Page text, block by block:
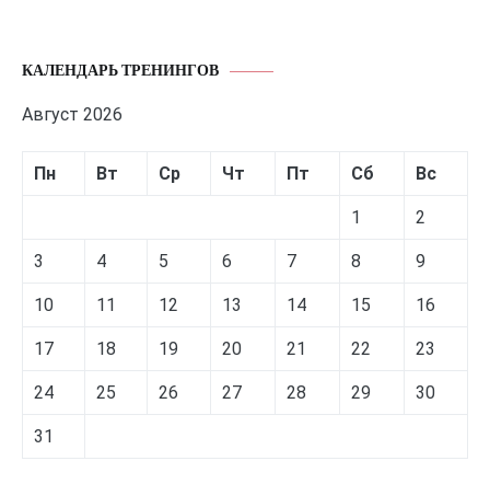
КАЛЕНДАРЬ ТРЕНИНГОВ
Август 2026
Пн Вт Ср Чт Пт Сб Вс
1 2
3 4 5 6 7 8 9
10 11 12 13 14 15 16
17 18 19 20 21 22 23
24 25 26 27 28 29 30
31